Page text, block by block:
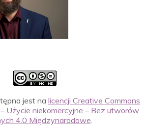
jest na licencji Creative Commons
Użycie niekomercyjne – Bez utworów
4.0 Międzynarodowe.